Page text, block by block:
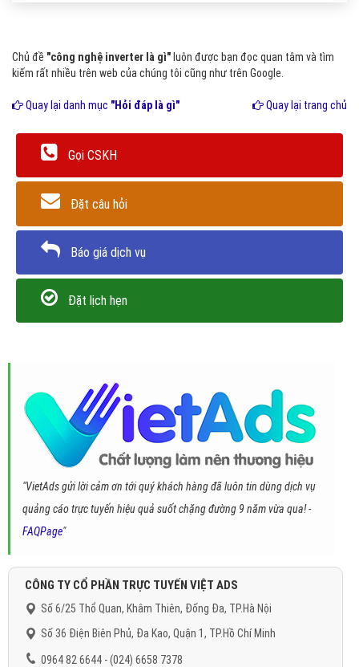
Chủ đề "công nghệ inverter là gì" luôn được bạn đọc quan tâm và tìm
kiếm rất nhiều trên web của chúng tôi cũng như trên Google.
Quay lại danh mục "Hỏi đáp là gì" Quay lại trang chủ
Gọi CSKH
Đặt câu hỏi
Báo giá dịch vụ
Đặt lịch hẹn
"VietAds gửi lời cảm ơn tới quý khách hàng đã luôn tin dùng dịch vụ
quảng cáo trực tuyến hiệu quả suốt chặng đường 9 năm vừa qua! -
FAQPage"
CÔNG TY CỔ PHẦN TRỰC TUYẾN VIỆT ADS
Số 6/25 Thổ Quan, Khâm Thiên, Đống Đa, TP.Hà Nội
Số 36 Điện Biên Phủ, Đa Kao, Quận 1, TP.Hồ Chí Minh
0964 82 6644 - (024) 6658 7378